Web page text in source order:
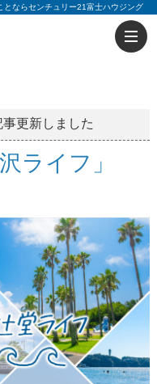
ならセンチュリー21富士ハウジング
事更新しました
ライフ」